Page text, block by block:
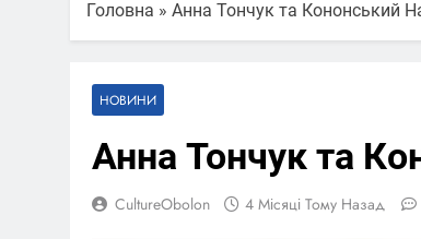
Головна » Анна Тончук та Кононський
НОВИНИ
Анна Тончук та
CultureObolon 4 Місяці Тому Назад